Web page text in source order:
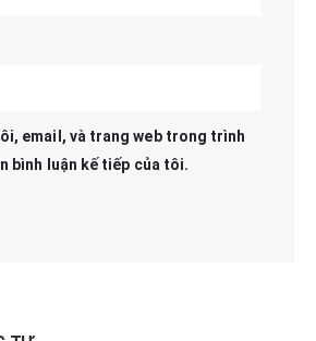
email, và trang web trong trình
bình luận kế tiếp của tôi.